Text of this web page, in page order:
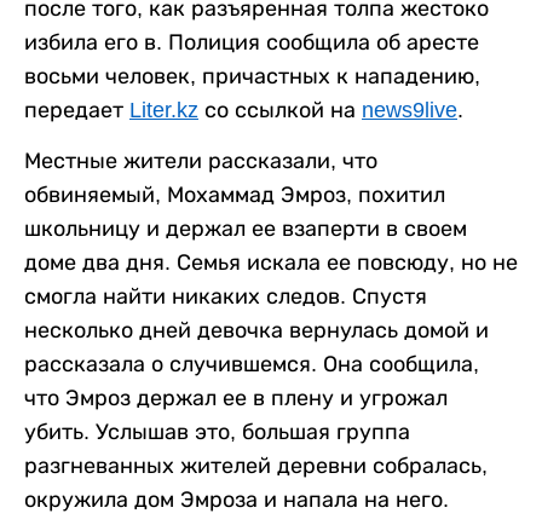
после того, как разъяренная толпа жестоко
избила его в. Полиция сообщила об аресте
восьми человек, причастных к нападению,
передает Liter.kz со ссылкой на news9live.
Местные жители рассказали, что
обвиняемый, Мохаммад Эмроз, похитил
школьницу и держал ее взаперти в своем
доме два дня. Семья искала ее повсюду, но не
смогла найти никаких следов. Спустя
несколько дней девочка вернулась домой и
рассказала о случившемся. Она сообщила,
что Эмроз держал ее в плену и угрожал
убить. Услышав это, большая группа
разгневанных жителей деревни собралась,
окружила дом Эмроза и напала на него.